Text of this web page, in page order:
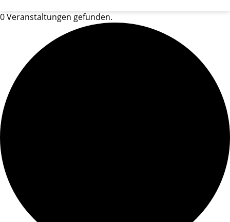
0 Veranstaltungen gefunden.